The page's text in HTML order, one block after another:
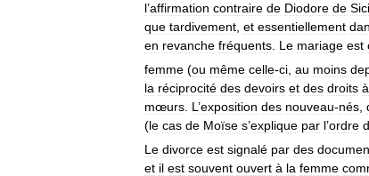
l’affirmation contraire de Diodore de
que tardivement et essentiellement
en revanche fréquents Le mariage est
femme (ou même celle-ci au moins
la réciprocité des devoirs et des droits à
mœurs L ’exposition des nouveau-nés
(le cas de Moïse s’explique par l’ordre
Le divorce est signalé par des
et il est souvent ouvert à la femme